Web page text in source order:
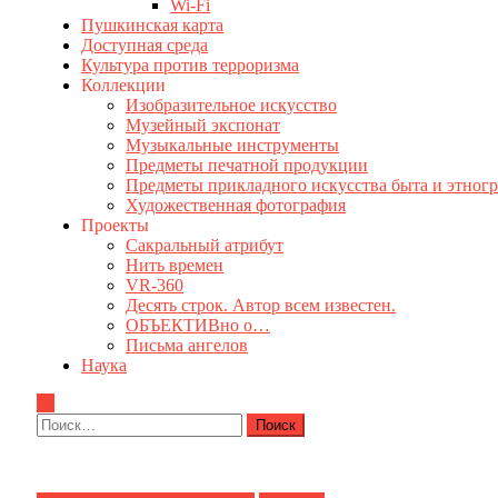
Wi-Fi
Пушкинская карта
Доступная среда
Культура против терроризма
Коллекции
Изобразительное искусство
Музейный экспонат
Музыкальные инструменты
Предметы печатной продукции
Предметы прикладного искусства быта и
Художественная фотография
Проекты
Сакральный атрибут
Нить времен
VR-360
Десять строк. Автор всем известен.
ОБЪЕКТИВно о…
Письма ангелов
Наука
Найти: